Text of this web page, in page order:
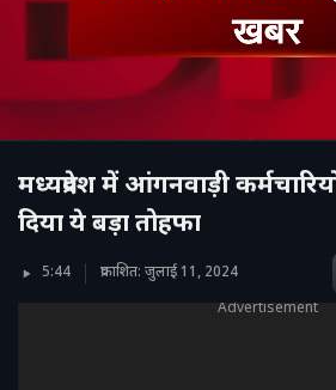
मध्यप्रदेश में आंगनवाड़ी
दिया ये बड़ा तोहफा
5:44 प्रकाशित: जुलाई 11, 2024
Advertisement